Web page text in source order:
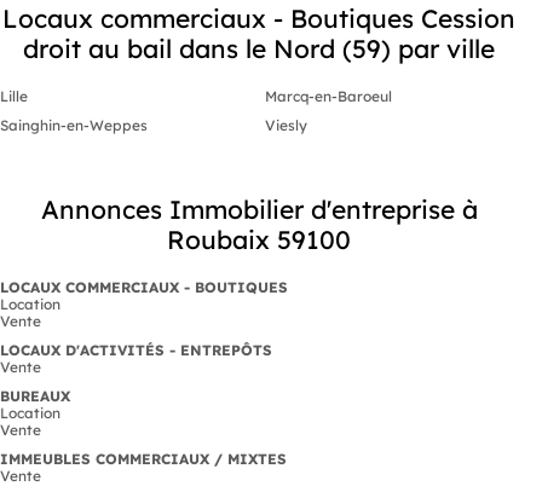
Locaux commerciaux - Boutiques Cession
droit au bail dans le Nord (59) par ville
Lille
Marcq-en-Baroeul
Sainghin-en-Weppes
Viesly
Annonces Immobilier d'entreprise à
Roubaix 59100
LOCAUX COMMERCIAUX - BOUTIQUES
Location
Vente
LOCAUX D'ACTIVITÉS - ENTREPÔTS
Vente
BUREAUX
Location
Vente
IMMEUBLES COMMERCIAUX / MIXTES
Vente